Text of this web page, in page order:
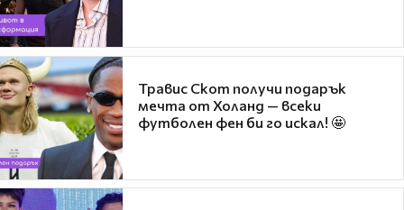
Травис Скот получи подарък
мечта от Холанд — всеки
футболен фен би го искал! 🤩